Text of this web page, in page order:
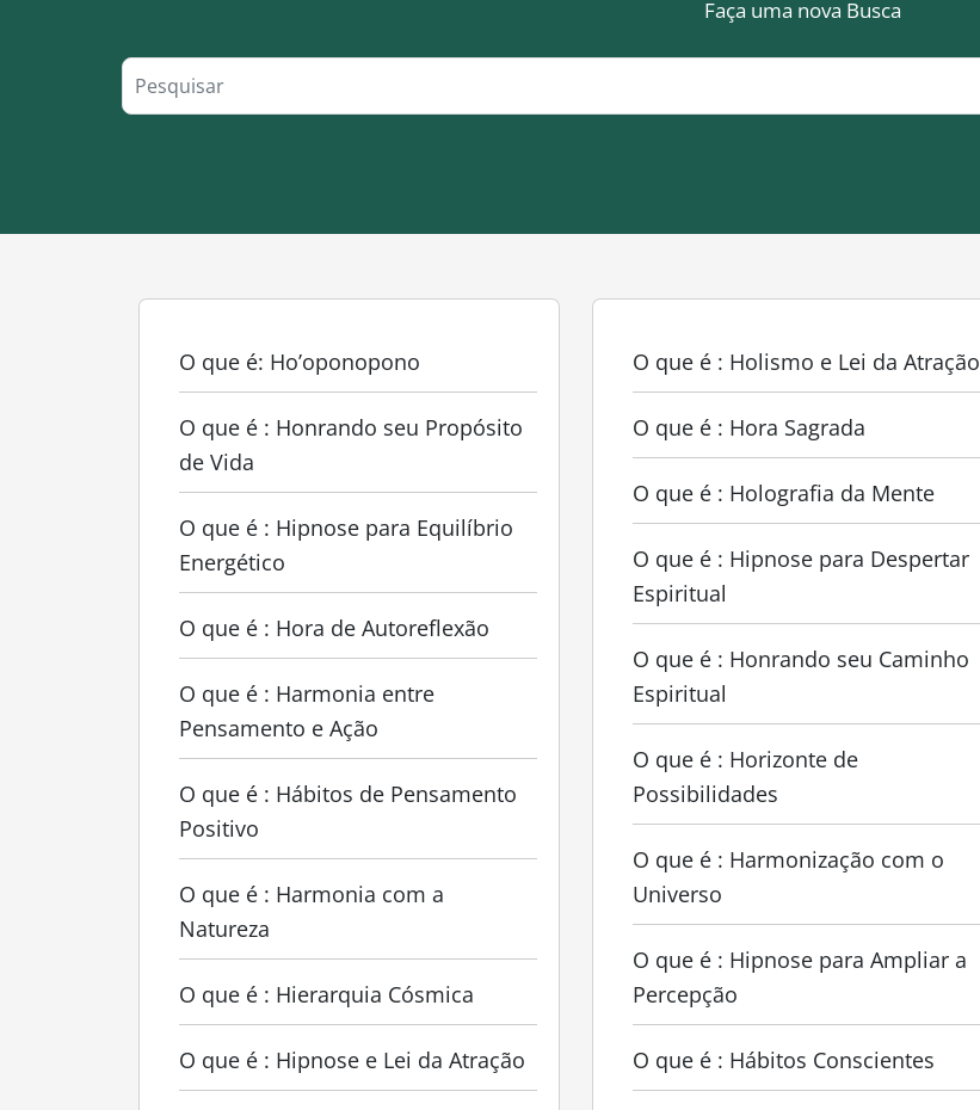
Faça uma nova Busca
O que é: Ho’oponopono
O que é : Honrando seu Propósito
de Vida
O que é : Hipnose para Equilíbrio
Energético
O que é : Hora de Autoreflexão
O que é : Harmonia entre
Pensamento e Ação
O que é : Hábitos de Pensamento
Positivo
O que é : Harmonia com a
Natureza
O que é : Hierarquia Cósmica
O que é : Hipnose e Lei da Atração
O que é : Holismo e Lei da Atração
O que é : Hora Sagrada
O que é : Holografia da Mente
O que é : Hipnose para Despertar
Espiritual
O que é : Honrando seu Caminho
Espiritual
O que é : Horizonte de
Possibilidades
O que é : Harmonização com o
Universo
O que é : Hipnose para Ampliar a
Percepção
O que é : Hábitos Conscientes